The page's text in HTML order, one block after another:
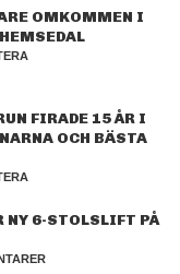
OMKOMMEN I
FIRADE 15 ÅR I
OCH BÄSTA
NY 6-STOLSLIFT PÅ